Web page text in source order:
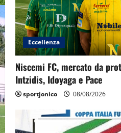
Eccellenza
Niscemi FC, mercato da
Intzidis, Idoyaga e Pace
sportjonico 08/08/2026